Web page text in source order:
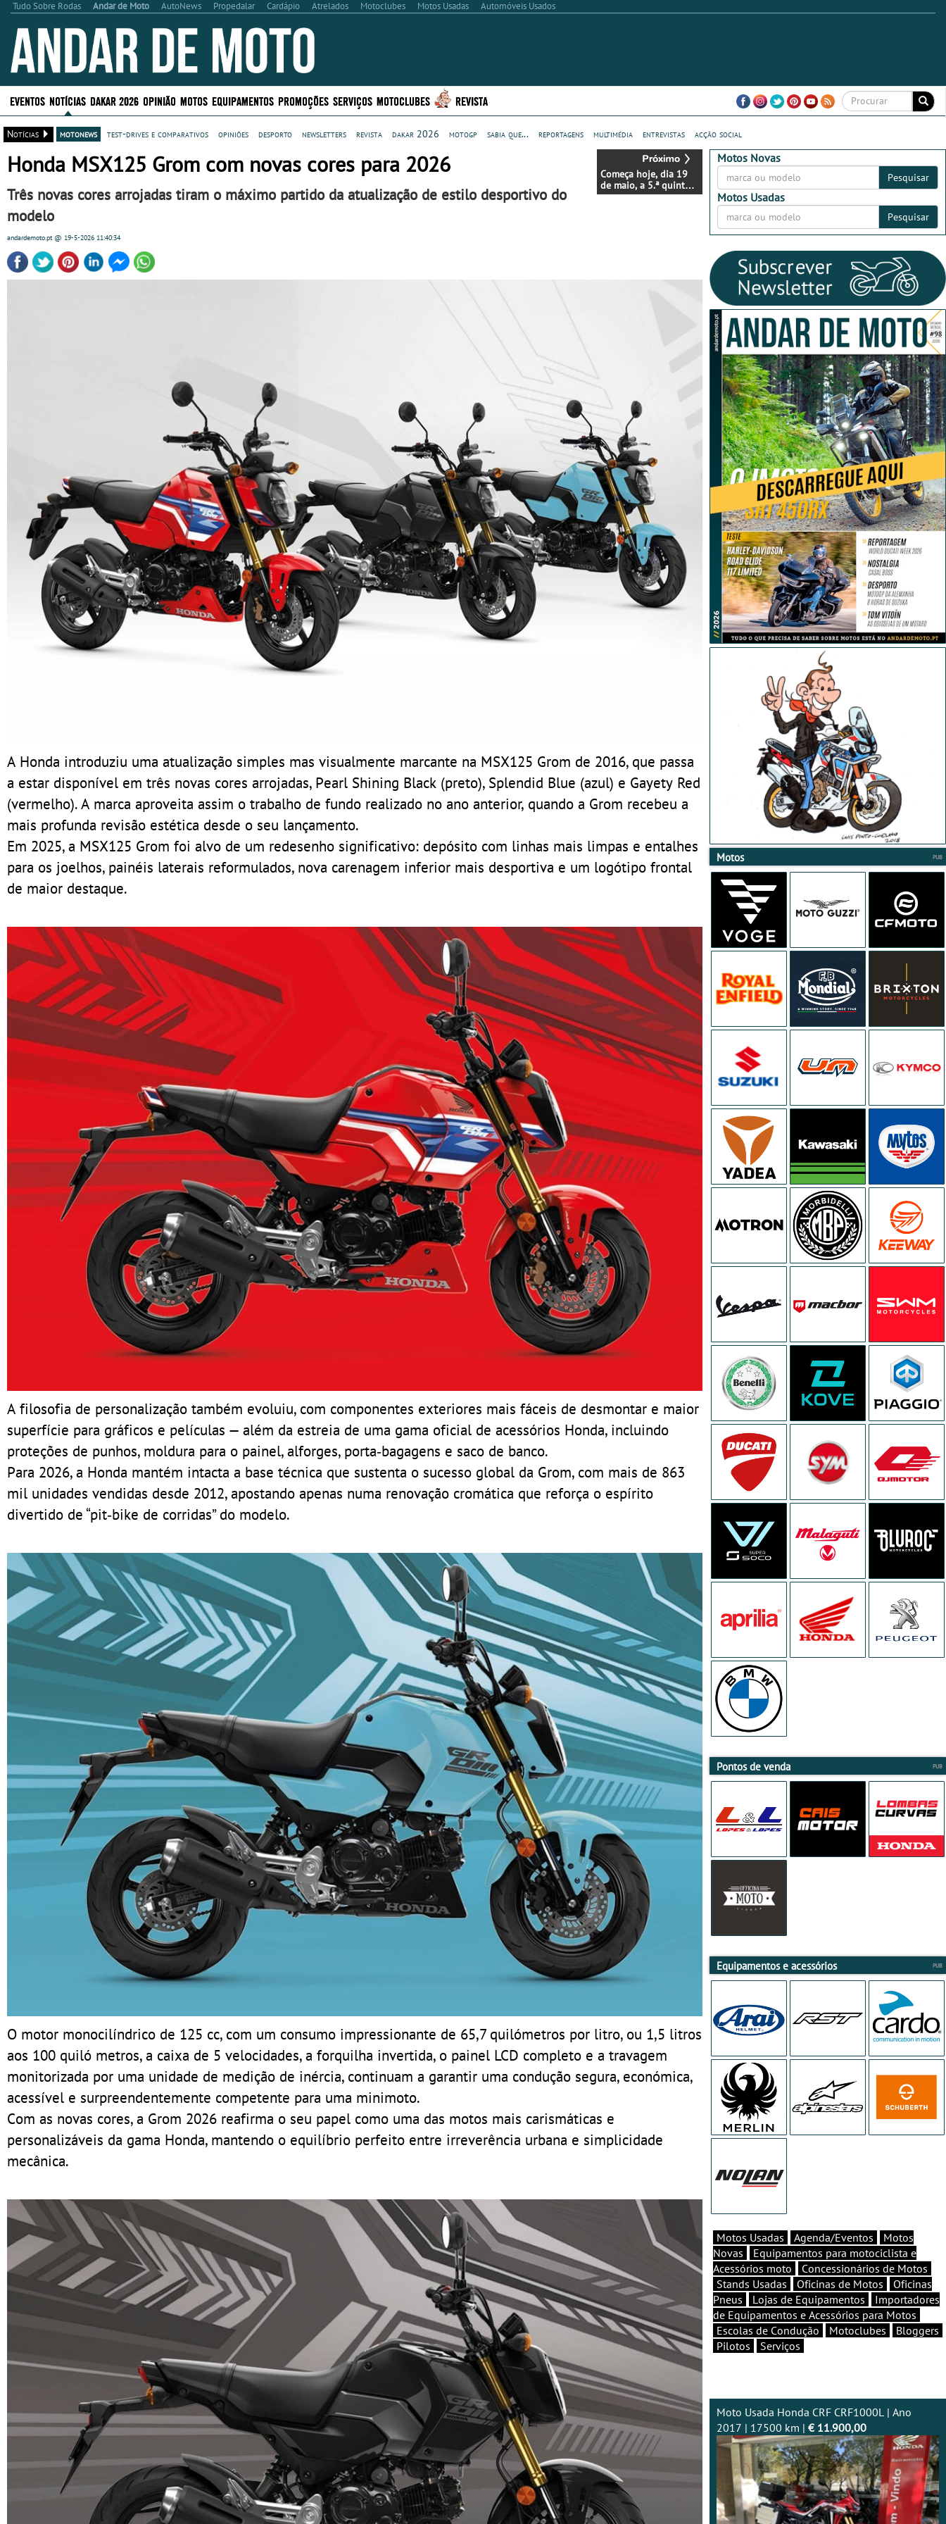
Tudo Sobre Rodas Andar de Moto AutoNews Propedalar Cardápio Atrelados Motoclubes Motos Usadas Automóveis Usados
EVENTOS NOTÍCIAS DAKAR 2026 OPINIÃO MOTOS EQUIPAMENTOS PROMOÇÕES SERVIÇOS MOTOCLUBES REVISTA
Notícias motonews test-drives e comparativos opiniões desporto newsletters revista dakar 2026 motogp sabia que... reportagens multimédia entrevistas acção social
Começa hoje, dia 19
de maio, a 5.ª quinta
campanha “Duas
Honda MSX125 Grom com novas cores para 2026
Três novas cores arrojadas tiram o máximo partido da atualização de estilo desportivo do
modelo
andardemoto.pt @ 19-5-2026 11:40:34
A Honda introduziu uma atualização simples mas visualmente marcante na MSX125 Grom de 2016, que passa
a estar disponível em três novas cores arrojadas, Pearl Shining Black (preto), Splendid Blue (azul) e Gayety Red
(vermelho). A marca aproveita assim o trabalho de fundo realizado no ano anterior, quando a Grom recebeu a
mais profunda revisão estética desde o seu lançamento.
Em 2025, a MSX125 Grom foi alvo de um redesenho significativo: depósito com linhas mais limpas e entalhes
para os joelhos, painéis laterais reformulados, nova carenagem inferior mais desportiva e um logótipo frontal
de maior destaque.
A filosofia de personalização também evoluiu, com componentes exteriores mais fáceis de desmontar e maior
superfície para gráficos e películas — além da estreia de uma gama oficial de acessórios Honda, incluindo
proteções de punhos, moldura para o painel, alforges, porta‑bagagens e saco de banco.
Para 2026, a Honda mantém intacta a base técnica que sustenta o sucesso global da Grom, com mais de 863
mil unidades vendidas desde 2012, apostando apenas numa renovação cromática que reforça o espírito
divertido de “pit‑bike de corridas” do modelo.
O motor monocilíndrico de 125 cc, com um consumo impressionante de 65,7 quilómetros por litro, ou 1,5 litros
aos 100 quiló metros, a caixa de 5 velocidades, a forquilha invertida, o painel LCD completo e a travagem
monitorizada por uma unidade de medição de inércia, continuam a garantir uma condução segura, económica,
acessível e surpreendentemente competente para uma minimoto.
Com as novas cores, a Grom 2026 reafirma o seu papel como uma das motos mais carismáticas e
personalizáveis da gama Honda, mantendo o equilíbrio perfeito entre irreverência urbana e simplicidade
mecânica.
Motos Novas
Pesquisar
Motos Usadas
Pesquisar
Motos
Pontos de venda
Equipamentos e acessórios
Motos Usadas Agenda/Eventos
Motos
Novas
Equipamentos para motociclista e
Acessórios moto
Concessionários de Motos
Stands Usadas
Oficinas de Motos
Oficinas
Pneus
Lojas de Equipamentos
Importadores
de Equipamentos e Acessórios para Motos
Escolas de Condução
Motoclubes
Bloggers
Pilotos
Serviços
Moto Usada Honda CRF CRF1000L | Ano
2017 | 17500 km | € 11.900,00